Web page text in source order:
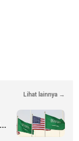
Lihat lainnya →